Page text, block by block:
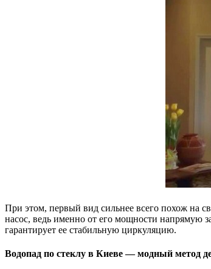
При этом, первый вид сильнее всего похож на
насос, ведь именно от его мощности напрямую
гарантирует ее стабильную циркуляцию.
Водопад по стеклу в Киеве — модный метод